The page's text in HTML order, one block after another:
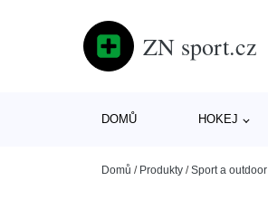
ZN sport.cz
DOMŮ HOKEJ
Domů / Produkty /Sport a outdoor